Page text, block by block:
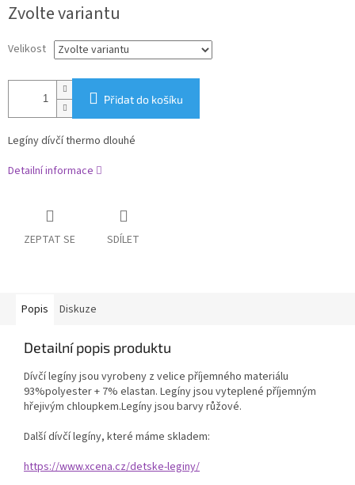
cena:
Zvolte variantu
Velikost
Přidat do košíku
Legíny dívčí thermo dlouhé
Detailní informace
ZEPTAT SE SDÍLET
Popis Diskuze
Detailní popis produktu
Dívčí legíny jsou vyrobeny z velice příjemného materiálu
93%polyester + 7% elastan. Legíny jsou vyteplené příjemným
hřejivým chloupkem.Legíny jsou barvy růžové.
Další dívčí legíny, které máme skladem:
https://www.xcena.cz/detske-leginy/